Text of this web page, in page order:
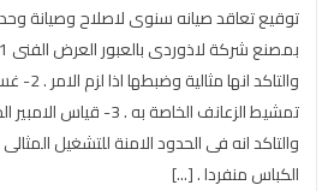
توقيع تعاقد صيانه سنوى لاصلاح وصيانة
والتاكد
تمشيط الزعانف الخاصة به .
والتاكد انه فى الحدود الامنة للتشغيل
الكباس منفردا . [...]